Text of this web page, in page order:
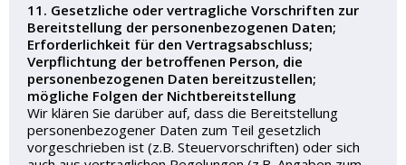
11. Gesetzliche oder vertragliche Vorschriften zur
Bereitstellung der personenbezogenen Daten;
Erforderlichkeit für den Vertragsabschluss;
Verpflichtung der betroffenen Person, die
personenbezogenen Daten bereitzustellen;
mögliche Folgen der Nichtbereitstellung
Wir klären Sie darüber auf, dass die Bereitstellung
personenbezogener Daten zum Teil gesetzlich
vorgeschrieben ist (z.B. Steuervorschriften) oder sich